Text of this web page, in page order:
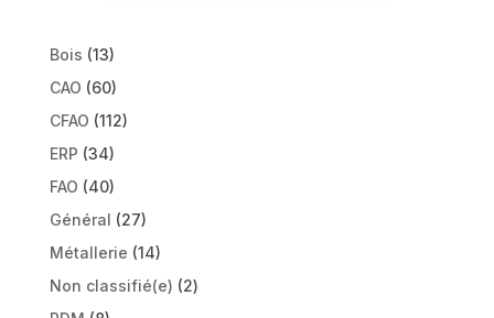
Bois (13)
CAO (60)
CFAO (112)
ERP (34)
FAO (40)
Général (27)
Métallerie (14)
Non classifié(e) (2)